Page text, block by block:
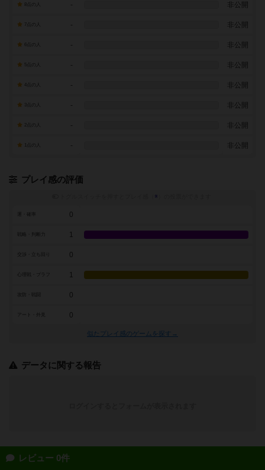
- 非公開
7点の人 - 非公開
- 非公開
- 非公開
- 非公開
- 非公開
- 非公開
- 非公開
プレイ感の評価
※
0
戦略・判断力 1
0
1
0
アート・外見 0
似たプレイ感のゲームを探す→
データに関する報告
レビュー 0件